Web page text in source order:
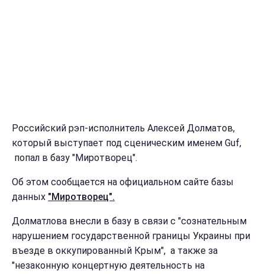
Российский рэп-исполнитель Алексей Долматов,
который выступает под сценическим именем Guf,
попал в базу "Миротворец".
Об этом сообщается на официальном сайте базы
данных "Миротворец".
Долматлова внесли в базу в связи с "сознательным
нарушением государственной границы Украины при
въезде в оккупированный Крым", а также за
"незаконную концертную деятельность на